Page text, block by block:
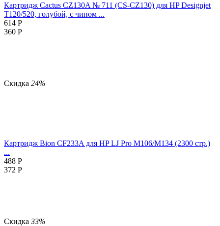
Картридж Cactus CZ130A № 711 (CS-CZ130) для HP Designjet
T120/520, голубой, с чипом ...
614 Р
360 Р
Скидка 24%
Картридж Bion CF233A для HP LJ Pro M106/M134 (2300 стр.)
...
488 Р
372 Р
Скидка 33%